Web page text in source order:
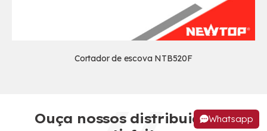
Cortador de escova NTB520F
Ouça nossos distribuidores
Whatsapp